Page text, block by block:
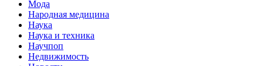
Мода
Народная медицина
Наука
Наука и техника
Научпоп
Недвижимость